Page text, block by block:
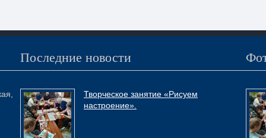
Последние новости
Творческое занятие «Рисуем
настроение».